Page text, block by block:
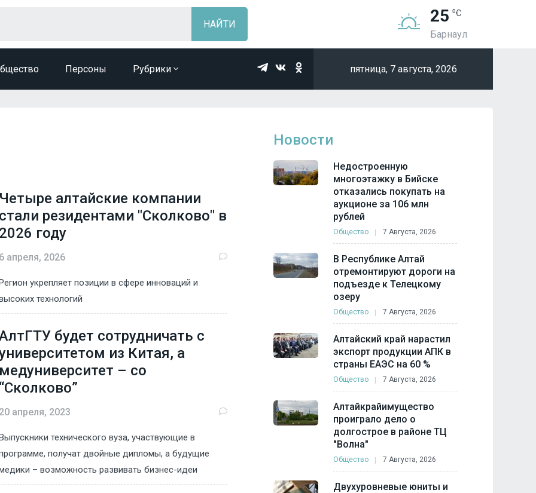
25
Барнаул
Персоны Рубрики пятница, 7 августа, 2026
алтайские компании
резидентами "Сколково" в
году
апреля, 2026
укрепляет позиции в сфере инноваций и
технологий
будет сотрудничать с
из Китая, а
– со
апреля, 2023
технического вуза, участвующие в
получат двойные дипломы, а будущие
– возможность развивать бизнес-идеи
Новости
Недостроенную
многоэтажку в Бийске
отказались покупать на
аукционе за 106 млн
рублей
Общество 7 Августа, 2026
В Республике Алтай
отремонтируют дороги на
подъезде к Телецкому
озеру
Общество 7 Августа, 2026
Алтайский край нарастил
экспорт продукции АПК в
страны ЕАЭС на 60 %
Общество 7 Августа, 2026
Алтайкрайимущество
проиграло дело о
долгострое в районе ТЦ
"Волна"
Общество 7 Августа, 2026
Двухуровневые юниты и